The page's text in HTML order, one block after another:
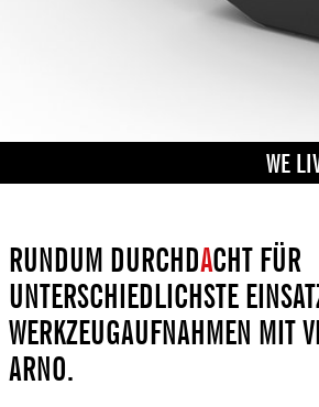
WE
RUNDUM DURCHDACHT FÜR
UNTERSCHIEDLICHSTE
WERKZEUGAUFNAHMEN MIT
ARNO.